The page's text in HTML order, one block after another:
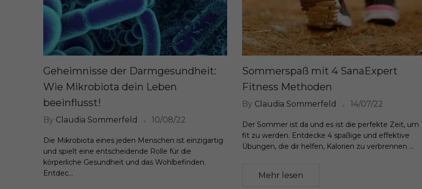
Geheimnisse der Darmgesundheit:
Wie Mikrobiota dein Leben
beeinflusst!
By Claudia Sommerfeld 10/08/22
Die Mikrobiota eines jeden Menschen ist einzigartig
und spielt eine entscheidende Rolle für die
körperliche Gesundheit und das Wohlbefinden.
Entdec...
Sommerspaß mit 4 SanaExpert
Fitness Methoden
By Claudia Sommerfeld 14/07/22
Der Sommer ist da und es ist die perfekte Zeit, um
fit zu werden. Entdecke 4 spaßige und effektive
Übungen, die dir helfen, Kalorien zu verbrennen ...
Mehr lesen